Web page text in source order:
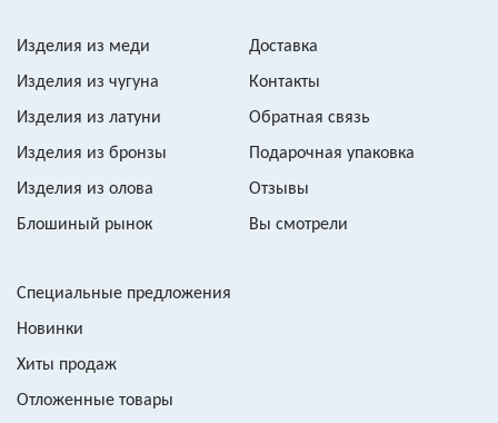
Изделия из меди
Изделия из чугуна
Изделия из латуни
Изделия из бронзы
Изделия из олова
Блошиный рынок
Доставка
Контакты
Обратная связь
Подарочная упаковка
Отзывы
Вы смотрели
Специальные предложения
Новинки
Хиты продаж
Отложенные товары